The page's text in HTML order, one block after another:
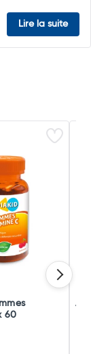
Lire la suite
60